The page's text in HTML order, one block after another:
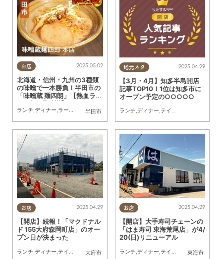
お店
半田市
2025.05.02
北海道・信州・九州の3種類
の味噌で一本勝負！半田市の
「味噌蔵 麺四朗」【熱血ラー
メン伝 5月放送】
ランチ ディナー ラーメン 連載
地元ネタ 2025.04.29
【3月・4月】知多半島開店
記事TOP10！1位は知多市に
オープン予定の○○○○○
ランチ,ディナー,テイクアウト
お店
大府市
2025.04.29
【開店】続報！「マクドナル
ド 155大府森岡町店」のオー
プン日が決まった
ランチ ディナー テイクアウト ,開店 KURUTOHP
お店
東海市
2025.04.29
【開店】大手寿司チェーンの
「はま寿司 東海荒尾店」が4/
20(日)リニューアル
ランチ ディナー テイクアウト ,開店